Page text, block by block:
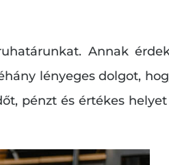
Annak
lényeges dolgot,
pénzt és értékes